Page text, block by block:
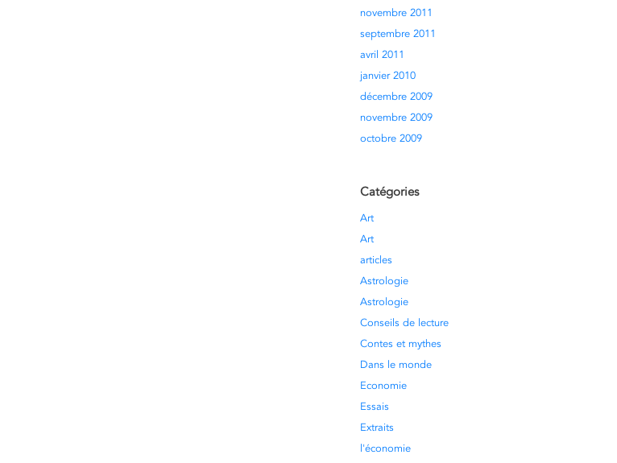
novembre 2011
septembre 2011
avril 2011
janvier 2010
décembre 2009
novembre 2009
octobre 2009
Catégories
Art
Art
articles
Astrologie
Astrologie
Conseils de lecture
Contes et mythes
Dans le monde
Economie
Essais
Extraits
l'économie